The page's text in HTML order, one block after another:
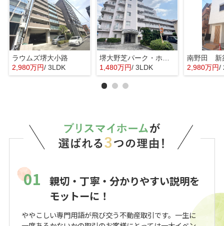
ラウムズ堺大小路
2,980万円/ 3LDK
1,480万円/ 3LDK
南野田 新
2,980万円/
01
親切・丁寧・分かりやすい説明を
モットーに！
ややこしい専門用語が飛び交う不動産取引です。一生に